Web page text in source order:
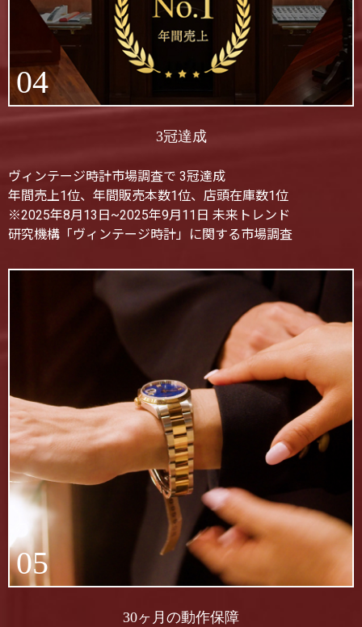
04
3冠達成
ヴィンテージ時計市場調査で 3冠達成
年間売上1位、年間販売本数1位、店頭在庫数1位
※2025年8月13日~2025年9月11日 未来トレンド
研究機構「ヴィンテージ時計」に関する市場調査
05
30ヶ月の動作保障